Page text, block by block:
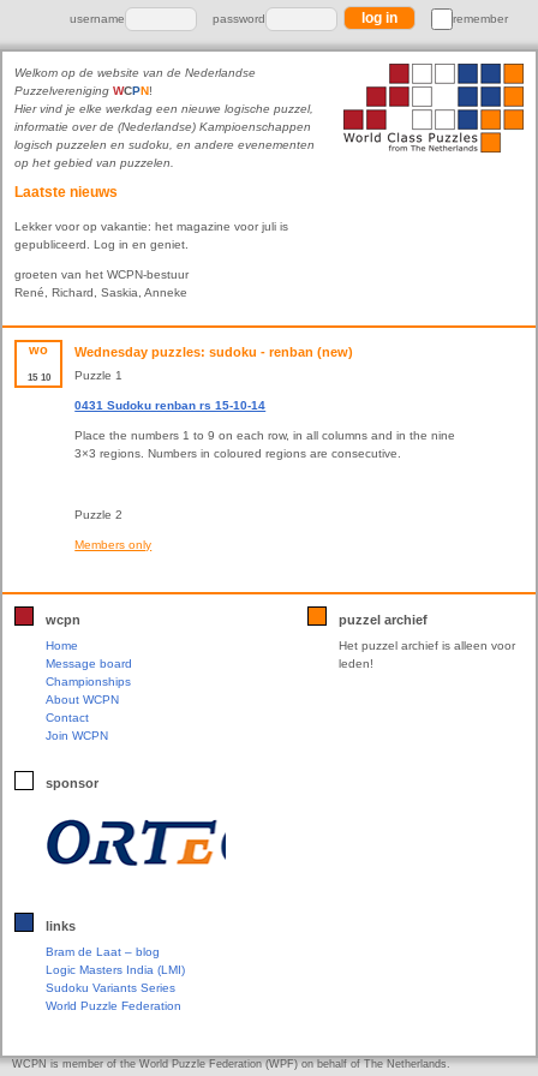
username password remember
Welkom op de website van de Nederlandse
Puzzelvereniging WCPN!
Hier vind je elke werkdag een nieuwe logische puzzel,
informatie over de (Nederlandse) Kampioenschappen
logisch puzzelen en sudoku, en andere evenementen
op het gebied van puzzelen.
Laatste nieuws
Lekker voor op vakantie: het magazine voor juli is
gepubliceerd. Log in en geniet.
groeten van het WCPN-bestuur
René, Richard, Saskia, Anneke
wo
15 10
Wednesday puzzles: sudoku - renban (new)
Puzzle 1
0431 Sudoku renban rs 15-10-14
Place the numbers 1 to 9 on each row, in all columns and in the nine
3×3 regions. Numbers in coloured regions are consecutive.
Puzzle 2
Members only
wcpn
Home
Message board
Championships
About WCPN
Contact
Join WCPN
sponsor
links
Bram de Laat – blog
Logic Masters India (LMI)
Sudoku Variants Series
World Puzzle Federation
puzzel archief
Het puzzel archief is alleen voor
leden!
WCPN is member of the World Puzzle Federation (WPF) on behalf of The Netherlands.